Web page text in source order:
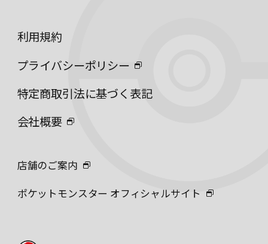
利用規約
プライバシーポリシー
特定商取引法に基づく表記
会社概要
店舗のご案内
ポケットモンスター オフィシャルサイト